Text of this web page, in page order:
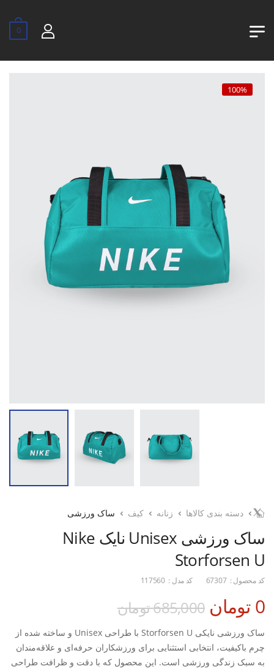
0
100%
دسته بندی کالاها زنانه کیف ساک ورزشی
ساک ورزشی Unisex نایک Nike
Storforsen U
کد محصول : 67307 کد مدل : 117560
0 تومان 685,000 تومان
ساک ورزشی نایکی Storforsen U با طراحی Unisex و ساخته شده از
چرم باکیفیت، انتخابی استثنایی برای ورزشکاران حرفه‌ای و علاقه‌مندان
به سبک زندگی ورزشی است. این محصول که با دقت و ظرافت طراحی